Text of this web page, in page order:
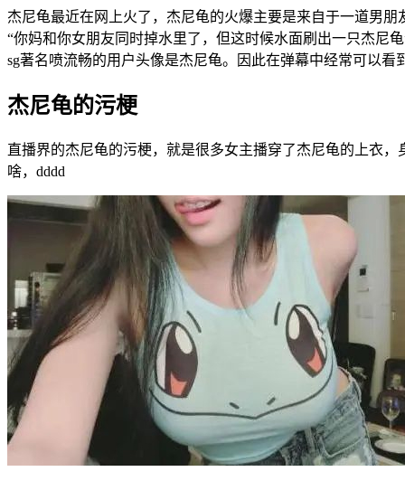
杰尼龟最近在网上火了，杰尼龟的火爆主要是来自于一道男
“你妈和你女朋友同时掉水里了，但这时候水面刷出一只杰尼
sg著名喷流畅的用户头像是杰尼龟。因此在弹幕中经常可以看
杰尼龟的污梗
直播界的杰尼龟的污梗，就是很多女主播穿了杰尼龟的上衣
啥，dddd